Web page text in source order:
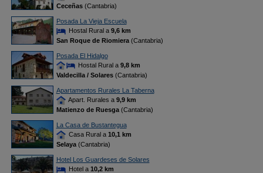
Ceceñas(Cantabria)
Posada La Vieja Escuela
Hostal Rural a 9,6 km
San Roque de Riomiera(Cantabria)
Posada El Hidalgo
Hostal Rural a 9,8 km
Valdecilla / Solares(Cantabria)
Apartamentos Rurales La Taberna
Apart. Rurales a 9,9 km
Matienzo de Ruesga(Cantabria)
La Casa de Bustantegua
Casa Rural a 10,1 km
Selaya(Cantabria)
Hotel Los Guardeses de Solares
Hotel a 10,2 km